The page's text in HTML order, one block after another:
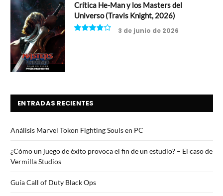
Crítica He-Man y los Masters del
Universo (Travis Knight, 2026)
3 de junio de 2026
ENTRADAS RECIENTES
Análisis Marvel Tokon Fighting Souls en PC
¿Cómo un juego de éxito provoca el fin de un estudio? – El caso de
Vermilla Studios
Guía Call of Duty Black Ops